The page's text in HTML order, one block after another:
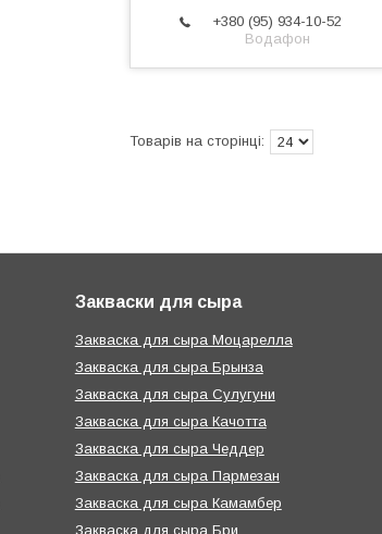
+380 (95) 934-10-52
Водафон
Закваски для сыра
Закваска для сыра Моцарелла
Закваска для сыра Брынза
Закваска для сыра Сулугуни
Закваска для сыра Качотта
Закваска для сыра Чеддер
Закваска для сыра Пармезан
Закваска для сыра Камамбер
Закваска для сыра Бри